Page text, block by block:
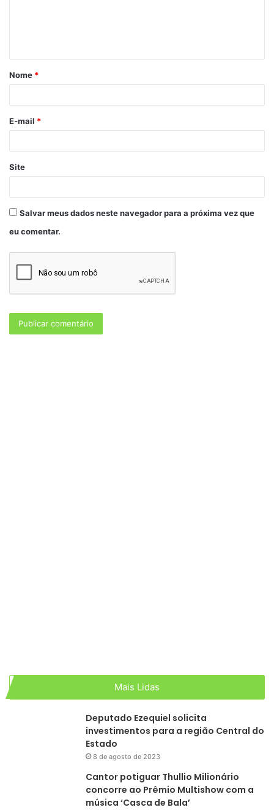
Nome *
E-mail *
Site
Salvar meus dados neste navegador para a próxima vez que
eu comentar.
Mais Lidas
Deputado Ezequiel solicita
investimentos para a região Central do
Estado
8 de agosto de 2023
Cantor potiguar Thullio Milionário
concorre ao Prêmio Multishow com a
música ‘Casca de Bala’